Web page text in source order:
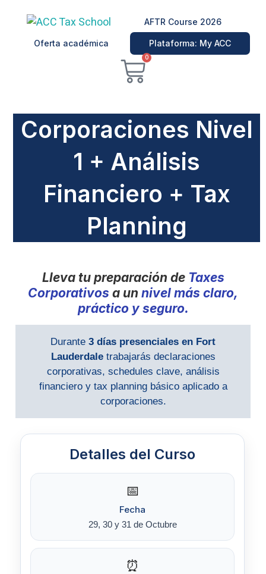
contenido
AFTR Course 2026
Oferta académica Plataforma: My ACC
0
Carrito
Corporaciones Nivel
1 + Análisis
Financiero + Tax
Planning
Lleva tu preparación de Taxes
Corporativos a un nivel más claro,
práctico y seguro.
Durante 3 días presenciales en Fort
Lauderdaletrabajarás declaraciones
corporativas, schedules clave, análisis
financiero y tax planning básico aplicado a
corporaciones.
Detalles del Curso
📅
Fecha
29, 30 y 31 de Octubre
⏰